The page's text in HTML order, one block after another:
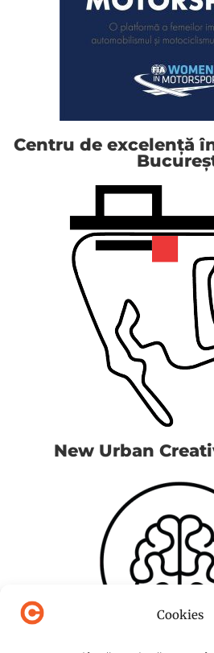
Cookies
Centru de excelență
New Urban